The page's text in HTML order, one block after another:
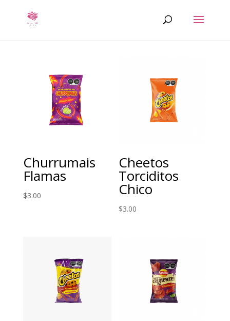
Churrumais
Flamas
$3.00
Cheetos
Torciditos
Chico
$3.00